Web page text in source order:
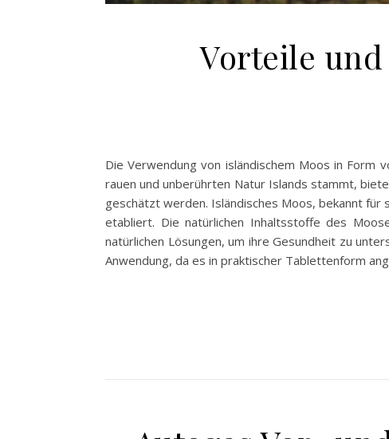
Vorteile
Die Verwendung von isländischem Moos in Form
rauen und unberührten Natur Islands stammt,
geschätzt werden. Isländisches Moos, bekannt
etabliert. Die natürlichen Inhaltsstoffe des
natürlichen Lösungen, um ihre Gesundheit zu
Anwendung, da es in praktischer Tablettenform